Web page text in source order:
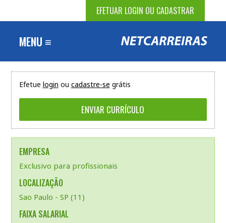
EFETUAR LOGIN OU CADASTRAR
MENU ≡
Efetue login ou cadastre-se grátis
EMPRESA
Exclusivo para profissionais
LOCALIZAÇÃO
Sao Paulo - SP (11)
FAIXA SALARIAL